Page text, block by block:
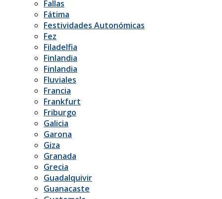
Fallas
Fátima
Festividades Autonómicas
Fez
Filadelfia
Finlandia
Finlandia
Fluviales
Francia
Frankfurt
Friburgo
Galicia
Garona
Giza
Granada
Grecia
Guadalquivir
Guanacaste